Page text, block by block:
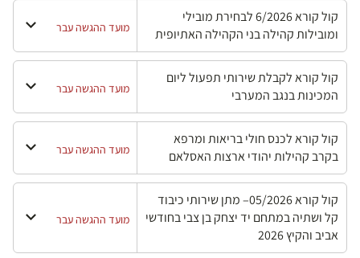
קול קורא 6/2026 לבחירת מובילי
ומובילות קהילה בני הקהילה האתיופית
מועד ההגשה עבר
קול קורא לקבלת שירותי תפעול ליום
המכינות בנגב המערבי
מועד ההגשה עבר
קול קורא לכנס חולי בריאות ומרפא
בקרב קהילות יהודי ארצות האסלאם
מועד ההגשה עבר
קול קורא 05/2026– מתן שירותי כיבוד
קל ושתיה במתחם יד יצחק בן צבי בחודשי
אביב והקיץ 2026
מועד ההגשה עבר